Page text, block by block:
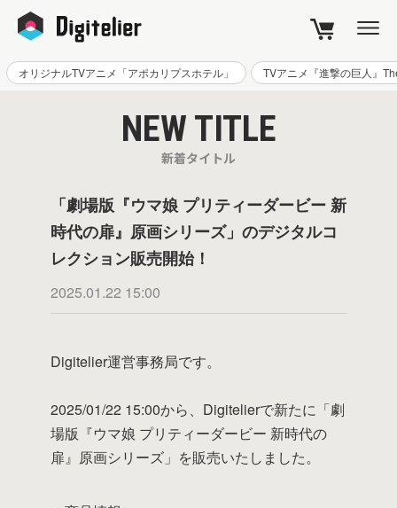
オリジナルTVアニメ「アポカリプスホテル」 TVアニメ『進撃の巨人』
NEW TITLE
新着タイトル
「劇場版『ウマ娘 プリティーダービー 新
時代の扉』原画シリーズ」のデジタルコ
レクション販売開始！
2025.01.22 15:00
Digitelier運営事務局です。
2025/01/22 15:00から、Digitelierで新たに「劇
場版『ウマ娘 プリティーダービー 新時代の
扉』原画シリーズ」を販売いたしました。